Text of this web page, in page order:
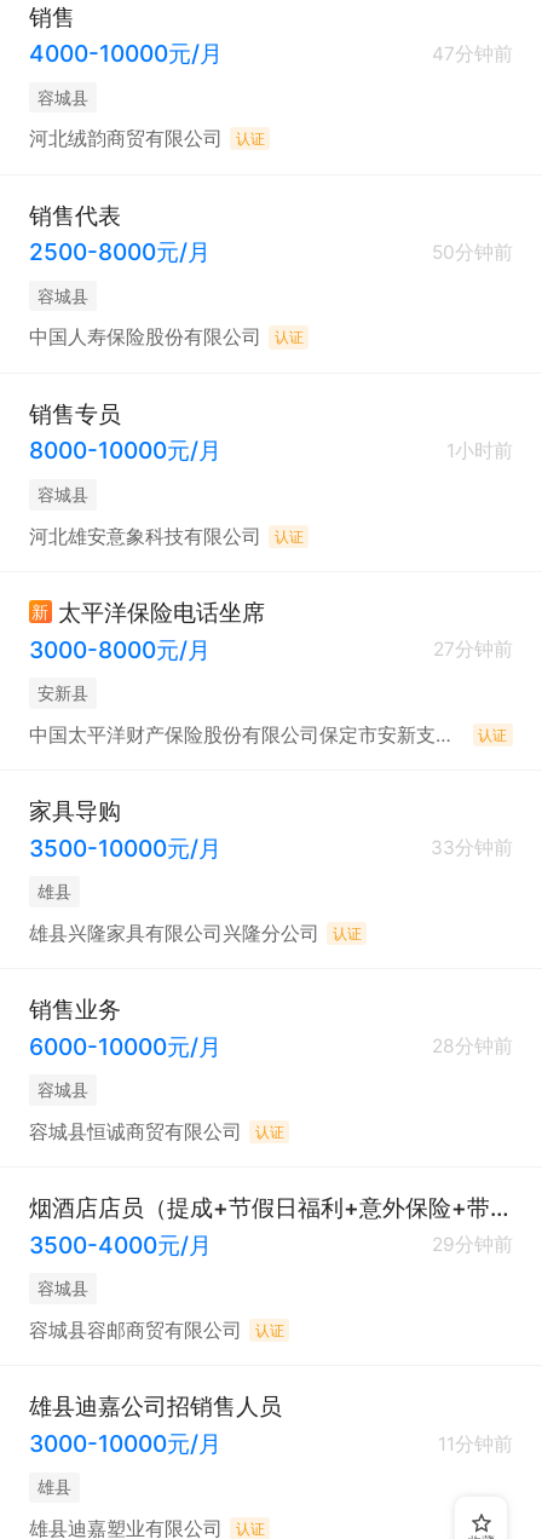
销售
4000-10000元/月
47分钟前
容城县
河北绒韵商贸有限公司 认证
销售代表
2500-8000元/月
50分钟前
容城县
中国人寿保险股份有限公司 认证
销售专员
8000-10000元/月
1小时前
容城县
河北雄安意象科技有限公司 认证
新 太平洋保险电话坐席
3000-8000元/月
27分钟前
安新县
中国太平洋财产保险股份有限公司保定市安新支公司 认证
家具导购
3500-10000元/月
33分钟前
雄县
雄县兴隆家具有限公司兴隆分公司 认证
销售业务
6000-10000元/月
28分钟前
容城县
容城县恒诚商贸有限公司 认证
烟酒店店员（提成+节假日福利+意外保险+带薪休假）
3500-4000元/月
29分钟前
容城县
容城县容邮商贸有限公司 认证
雄县迪嘉公司招销售人员
3000-10000元/月
11分钟前
雄县
雄县迪嘉塑业有限公司 认证